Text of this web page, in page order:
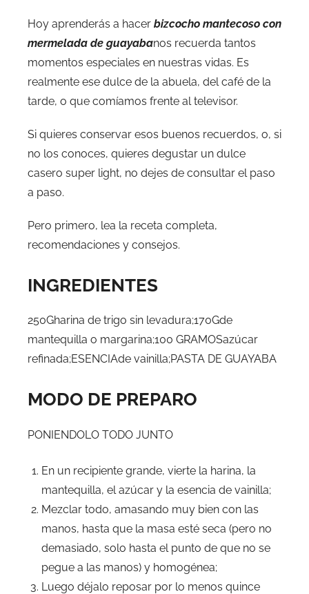
Hoy aprenderás a hacer bizcocho mantecoso con
mermelada de guayabanos recuerda tantos
momentos especiales en nuestras vidas. Es
realmente ese dulce de la abuela, del café de la
tarde, o que comíamos frente al televisor.
Si quieres conservar esos buenos recuerdos, o, si
no los conoces, quieres degustar un dulce
casero super light, no dejes de consultar el paso
a paso.
Pero primero, lea la receta completa,
recomendaciones y consejos.
INGREDIENTES
250Gharina de trigo sin levadura;170Gde
mantequilla o margarina;100 GRAMOSazúcar
refinada;ESENCIAde vainilla;PASTA DE GUAYABA
MODO DE PREPARO
PONIENDOLO TODO JUNTO
En un recipiente grande, vierte la harina, la
mantequilla, el azúcar y la esencia de vainilla;
Mezclar todo, amasando muy bien con las
manos, hasta que la masa esté seca (pero no
demasiado, solo hasta el punto de que no se
pegue a las manos) y homogénea;
Luego déjalo reposar por lo menos quince